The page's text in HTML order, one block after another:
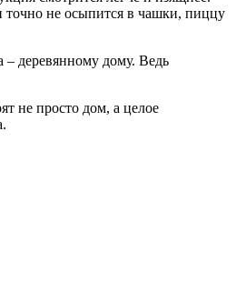
точно не осыпится в чашки, пиццу
– деревянному дому. Ведь
не просто дом, а целое